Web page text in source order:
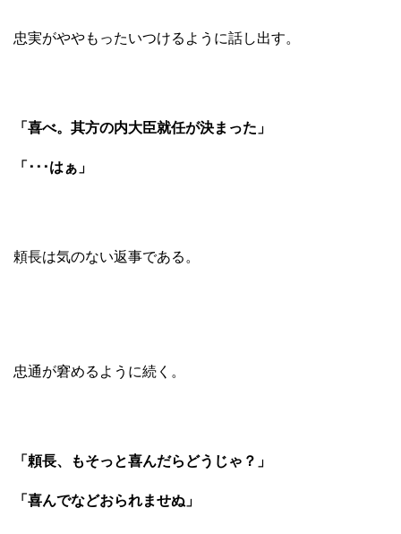
忠実がややもったいつけるように話し出す。
「喜べ。其方の内大臣就任が決まった」
「･･･はぁ」
頼長は気のない返事である。
忠通が窘めるように続く。
「頼長、もそっと喜んだらどうじゃ？」
「喜んでなどおられませぬ」